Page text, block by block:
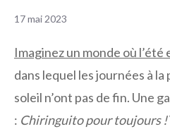
17 mai 2023
Imaginez un monde où
dans lequel les journées à
soleil n’ont pas de fin. Une
: Chiringuito pour toujours !